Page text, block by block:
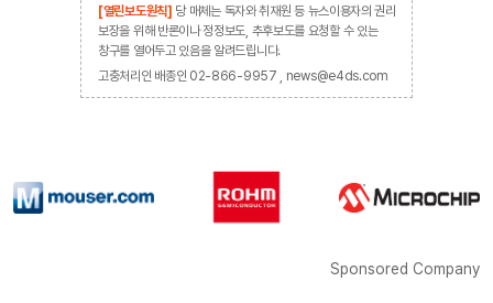
[열린보도원칙] 당 매체는 독자와 취재원 등 뉴스이용자의 권리
보장을 위해 반론이나 정정보도, 추후보도를 요청할 수 있는
창구를 열어두고 있음을 알려드립니다.
고충처리인 배종인 02-866-9957 , news@e4ds.com
Sponsored Company